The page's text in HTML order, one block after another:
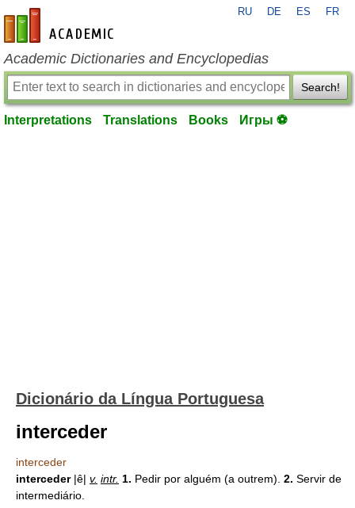
en-academic.com
RU DE ES FR
Academic Dictionaries and Encyclopedias
Search!
Interpretations Translations Books Игры ⚽
Dicionário da Língua Portuguesa
interceder
interceder
interceder|ê| v. intr. 1. Pedir por alguém (a outrem). 2. Servir de
intermediário.